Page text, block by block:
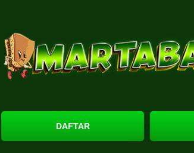
DAFTAR